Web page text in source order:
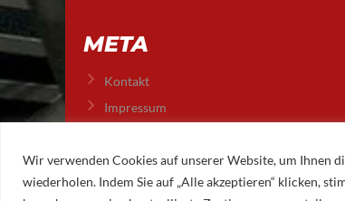
Wir verwenden Cookies auf unserer Website, um Ihnen
wiederholen. Indem Sie auf „Alle akzeptieren“ klicken,
META
Kontakt
Impressum
© 2026 AUGSBURGER EISLAUFVEREIN E.V.